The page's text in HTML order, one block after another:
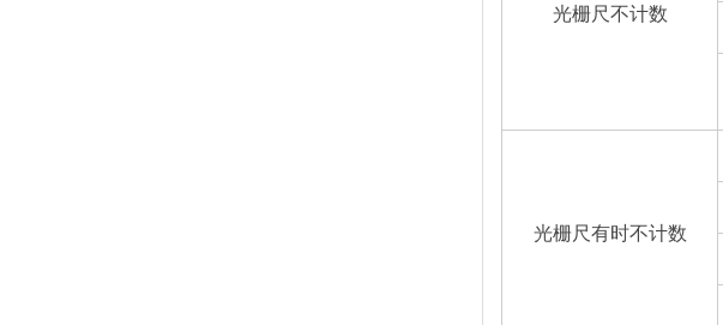
光栅尺不计数
光栅尺有时不计数